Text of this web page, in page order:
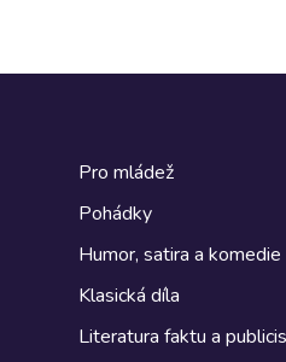
Pro mládež
Pohádky
Humor, satira a komedie
Klasická díla
Literatura faktu a